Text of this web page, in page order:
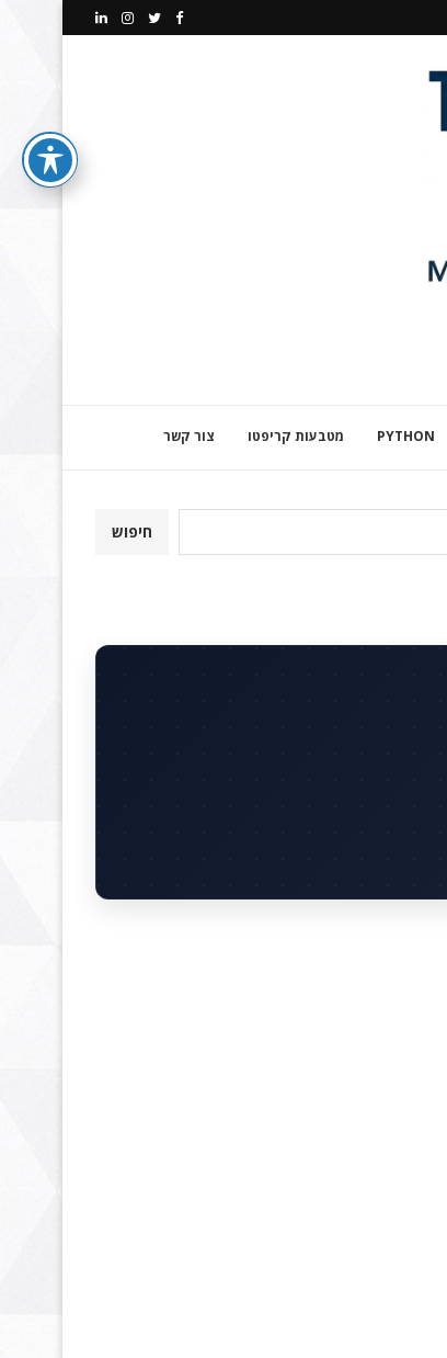
PYTHON מטבעות קריפטו צור קשר
חיפוש